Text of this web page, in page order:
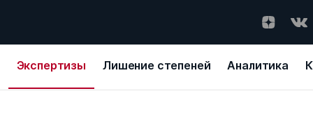
Экспертизы Лишение степеней Аналитика